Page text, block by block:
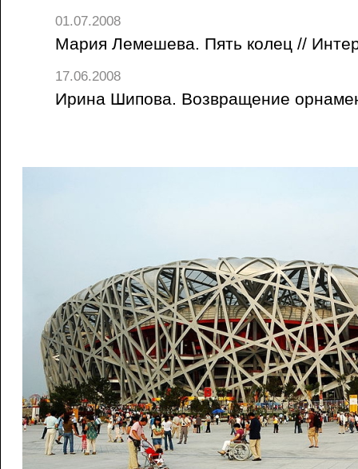
01.07.2008
Мария Лемешева. Пять колец //
17.06.2008
Ирина Шипова. Возвращение